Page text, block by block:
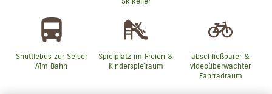
Shuttlebus zur Seiser
Alm Bahn
Spielplatz im Freien &
Kinderspielraum
abschließbarer &
videoüberwachter
Fahrradraum